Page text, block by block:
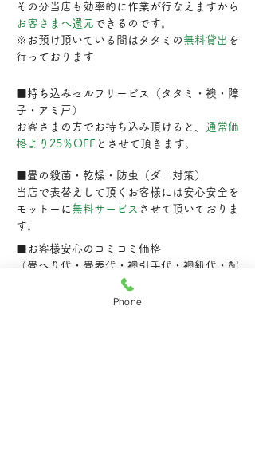
その分当店も効率的に作業が行なえますから
お客さまへ還元 できるのです。
※お預け頂いている間はタタミの 無料貸出 を
行っております
■持ち込みセルフサービス（タタミ・襖・障
子・アミ戸）
お客さまの方でお持ち込み頂けると、 通常価
格より25％OFF とさせて頂きます。
■畳の殺菌・乾燥・防虫（ダニ対策）
当店で表替えして頂くお客様には安心安全を
モットーに 無料サービス させて頂いておりま
す。
■お客様安心のコミコミ価格
（畳へり代・畳表代・襖引手代・襖紙代・配
送料・工賃）消費税は別途かかります。
（畳へり、襖引手は当店指定品限定）
Phone